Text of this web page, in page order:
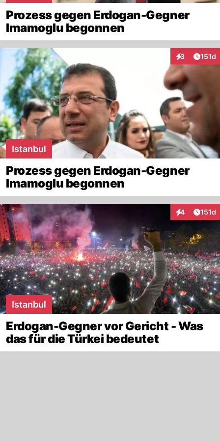
Prozess gegen Erdogan-Gegner
Imamoglu begonnen
3
Interaktionen
151d
Istanbul
Prozess gegen Erdogan-Gegner
Imamoglu begonnen
4
Interaktionen
151d
Istanbul
Erdogan-Gegner vor Gericht - Was
das für die Türkei bedeutet